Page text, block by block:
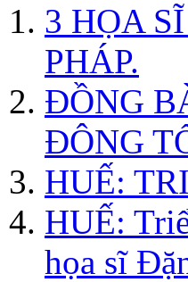
3 HỌA
PHÁP.
ĐỒNG
ĐÔNG
HUẾ:
HUẾ:
họa sĩ